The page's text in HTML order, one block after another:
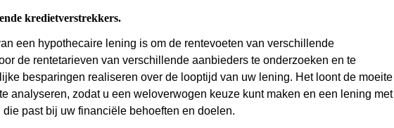
kredietverstrekkers.
een hypothecaire lening is om de rentevoeten van verschillende
de rentetarieven van verschillende aanbieders te onderzoeken en te
besparingen realiseren over de looptijd van uw lening. Het loont de moeite
analyseren, zodat u een weloverwogen keuze kunt maken en een lening met
past bij uw financiële behoeften en doelen.